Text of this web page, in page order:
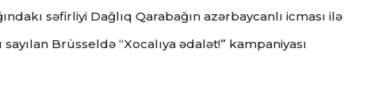
səfirliyi Dağlıq Qarabağın azərbaycanlı icması ilə
Brüsseldə “Xocalıya ədalət!” kampaniyası